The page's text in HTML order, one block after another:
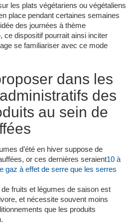
les plats végétariens ou végétaliens
place pendant certaines semaines
des journées à thème
ce dispositif pourrait ainsi inciter
se familiariser avec ce mode
dans les
des
au sein de
d’été en hiver suppose de
or ces dernières seraient10 à
gaz à effet de serre que les serres
de fruits et légumes de saison est
et nécessite souvent moins
que les produits